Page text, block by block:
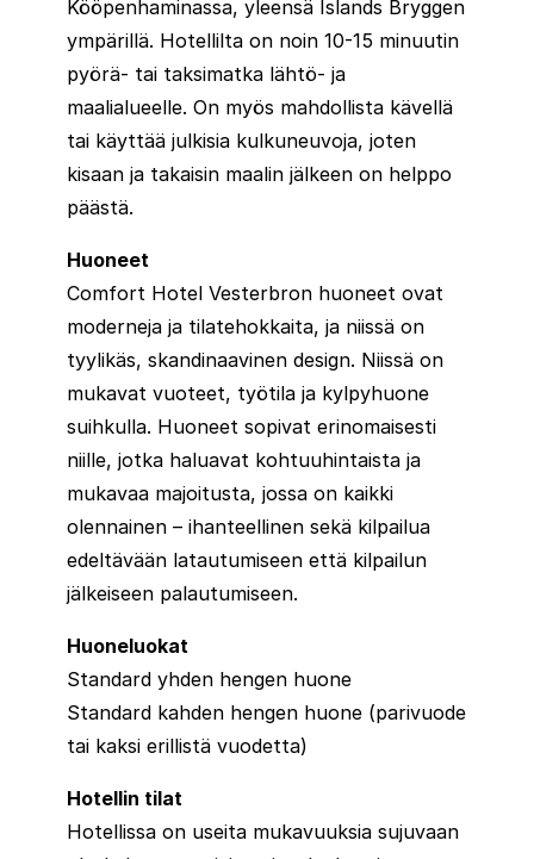
Kööpenhaminassa, yleensä Islands Bryggen
ympärillä. Hotellilta on noin 10-15 minuutin
pyörä- tai taksimatka lähtö- ja
maalialueelle. On myös mahdollista kävellä
tai käyttää julkisia kulkuneuvoja, joten
kisaan ja takaisin maalin jälkeen on helppo
päästä.
Huoneet
Comfort Hotel Vesterbron huoneet ovat
moderneja ja tilatehokkaita, ja niissä on
tyylikäs, skandinaavinen design. Niissä on
mukavat vuoteet, työtila ja kylpyhuone
suihkulla. Huoneet sopivat erinomaisesti
niille, jotka haluavat kohtuuhintaista ja
mukavaa majoitusta, jossa on kaikki
olennainen – ihanteellinen sekä kilpailua
edeltävään latautumiseen että kilpailun
jälkeiseen palautumiseen.
Huoneluokat
Standard yhden hengen huone
Standard kahden hengen huone (parivuode
tai kaksi erillistä vuodetta)
Hotellin tilat
Hotellissa on useita mukavuuksia sujuvaan